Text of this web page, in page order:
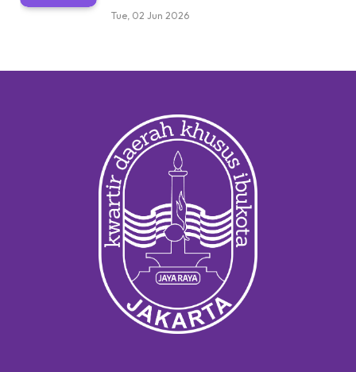
Tue, 02 Jun 2026